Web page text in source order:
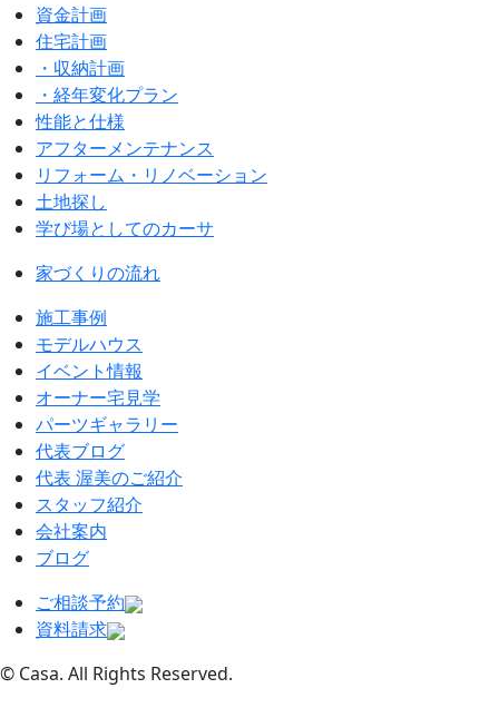
資金計画
住宅計画
・収納計画
・経年変化プラン
性能と仕様
アフターメンテナンス
リフォーム・リノベーション
土地探し
学び場としてのカーサ
家づくりの流れ
施工事例
モデルハウス
イベント情報
オーナー宅見学
パーツギャラリー
代表ブログ
代表 渥美のご紹介
スタッフ紹介
会社案内
ブログ
ご相談予約
資料請求
© Casa. All Rights Reserved.